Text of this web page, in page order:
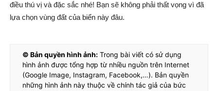
điều thú vị và đặc sắc nhé! Bạn sẽ không phải thất vọng vì đã
lựa chọn vùng đất của biển này đâu.
© Bản quyền hình ảnh: Trong bài viết có sử dụng
hình ảnh được tổng hợp từ nhiều nguồn trên Internet
(Google Image, Instagram, Facebook,…). Bản quyền
những hình ảnh này thuộc về chính tác giả của bức